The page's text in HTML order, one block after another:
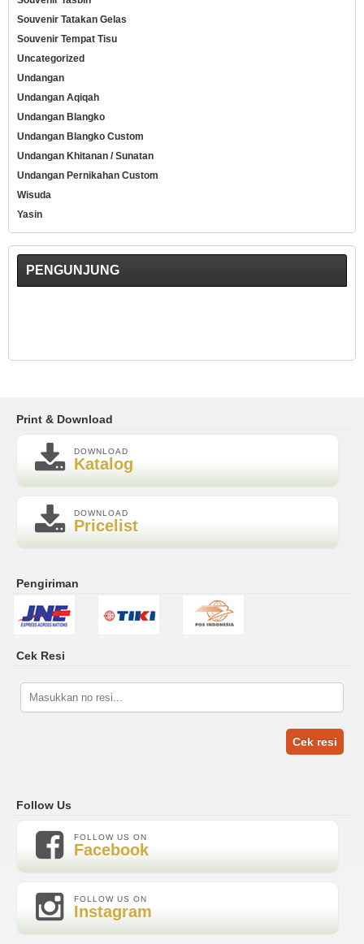
Souvenir Tatakan Gelas
Souvenir Tempat Tisu
Uncategorized
Undangan
Undangan Aqiqah
Undangan Blangko
Undangan Blangko Custom
Undangan Khitanan / Sunatan
Undangan Pernikahan Custom
Wisuda
Yasin
PENGUNJUNG
Print & Download
DOWNLOAD
Katalog
DOWNLOAD
Pricelist
Pengiriman
Cek Resi
Cek resi
Follow Us
FOLLOW US ON
Facebook
FOLLOW US ON
Instagram